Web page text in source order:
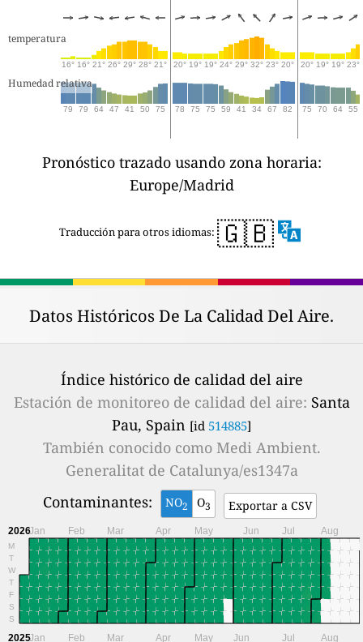
temperatura
16° 16° 21° 26° 29° 28° 21° 20° 19° 19° 24° 29° 32° 23° 20° 20° 19° 19° 23°
Humedad relativa
79 79 64 47 41 50 75 78 75 75 59 41 34 67 82 75 70 64 55
Pronóstico trazado usando zona horaria:
Europe/Madrid
Traducción para otros idiomas: 🇬🇧
Datos Históricos De La Calidad Del Aire.
Índice histórico de calidad del aire
Estación de monitoreo de calidad del aire: Santa
Pau, Spain [id 514885]
También conocido comoMedi Ambient.
Generalitat de Catalunya/es1347a
Contaminantes:
NO2 O3 Exportar a CSV
2026
M
T
W
T
F
S
S
Jan Feb Mar Apr May Jun Jul Aug
2025Jan Feb Mar Apr May Jun Jul Aug